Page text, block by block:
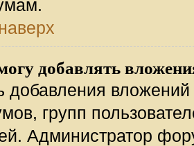
добавлять
добавления
групп
Администратор